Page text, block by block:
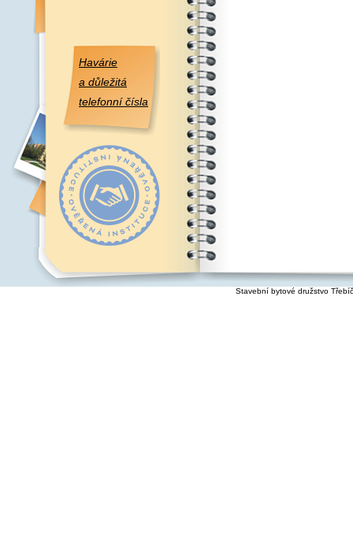
Havárie
a důležitá
telefonní čísla
Stavební bytové družstvo